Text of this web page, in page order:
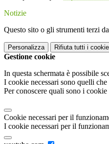
Notizie
Questo sito o gli strumenti terzi
Personalizza Rifiuta tutti i
Gestione cookie
In questa schermata è possibile
I cookie necessari sono quelli
Per conoscere quali sono i
Cookie necessari per il
I cookie necessari per il